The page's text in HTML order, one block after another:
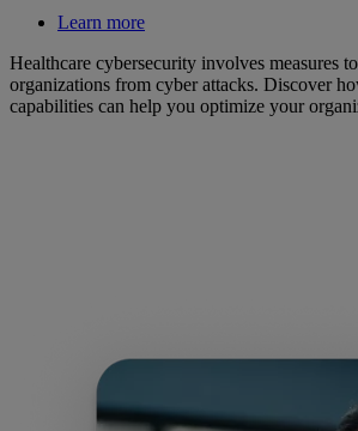
Learn more
Healthcare cybersecurity involves measures
organizations from cyber attacks. Discover
capabilities can help you optimize your